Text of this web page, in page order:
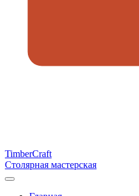
TimberCraft
Столярная мастерская